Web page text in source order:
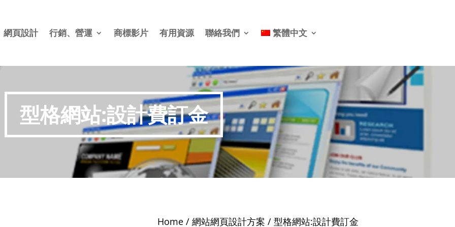
網頁設計 行銷、營運 商標影片 有用資源 聯絡我們 繁體中文
型格網站:設計費訂金
Home/ 網站網頁設計方案 / 型格網站:設計費訂金